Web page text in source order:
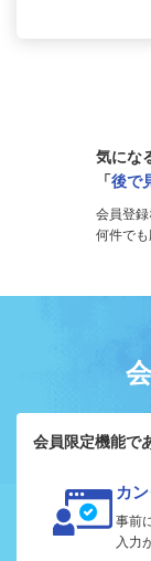
気にな
「後で
会員登録
何件でも
会員限定機能で
カ
事前
入力